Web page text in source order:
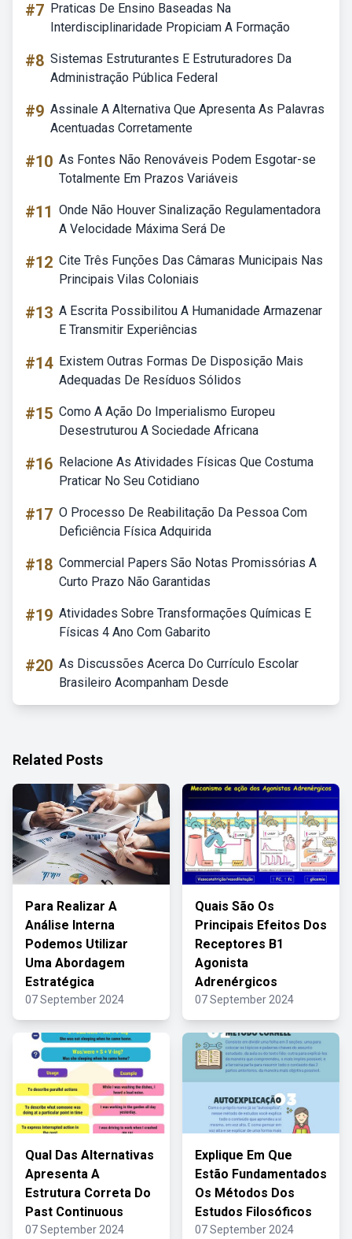
#7 Praticas De Ensino Baseadas Na
Interdisciplinaridade Propiciam A Formação
#8 Sistemas Estruturantes E Estruturadores Da
Administração Pública Federal
#9 Assinale A Alternativa Que Apresenta As Palavras
Acentuadas Corretamente
#10 As Fontes Não Renováveis Podem Esgotar-se
Totalmente Em Prazos Variáveis
#11 Onde Não Houver Sinalização Regulamentadora
A Velocidade Máxima Será De
#12 Cite Três Funções Das Câmaras Municipais Nas
Principais Vilas Coloniais
#13 A Escrita Possibilitou A Humanidade Armazenar
E Transmitir Experiências
#14 Existem Outras Formas De Disposição Mais
Adequadas De Resíduos Sólidos
#15 Como A Ação Do Imperialismo Europeu
Desestruturou A Sociedade Africana
#16 Relacione As Atividades Físicas Que Costuma
Praticar No Seu Cotidiano
#17 O Processo De Reabilitação Da Pessoa Com
Deficiência Física Adquirida
#18 Commercial Papers São Notas Promissórias A
Curto Prazo Não Garantidas
#19 Atividades Sobre Transformações Químicas E
Físicas 4 Ano Com Gabarito
#20 As Discussões Acerca Do Currículo Escolar
Brasileiro Acompanham Desde
Related Posts
Para Realizar A
Análise Interna
Podemos Utilizar
Uma Abordagem
Estratégica
07 September 2024
Quais São Os
Principais Efeitos Dos
Receptores B1
Agonista
Adrenérgicos
07 September 2024
Qual Das Alternativas
Apresenta A
Estrutura Correta Do
Past Continuous
07 September 2024
Explique Em Que
Estão Fundamentados
Os Métodos Dos
Estudos Filosóficos
07 September 2024